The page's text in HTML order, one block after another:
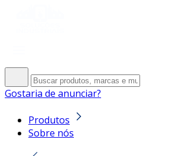
Gostaria de anunciar?
Produtos
Sobre nós